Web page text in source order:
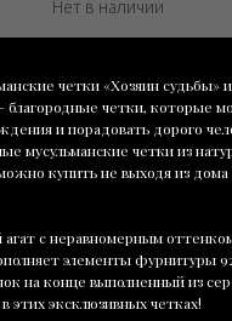
Нет в наличии
четки «Хозяин судьбы»
– благородные четки, которые
и порадовать дорого
мусульманские четки из
купить не выходя из
агат с неравномерным
элементы фурнитуры
на конце выполненный из
этих эксклюзивных четках!